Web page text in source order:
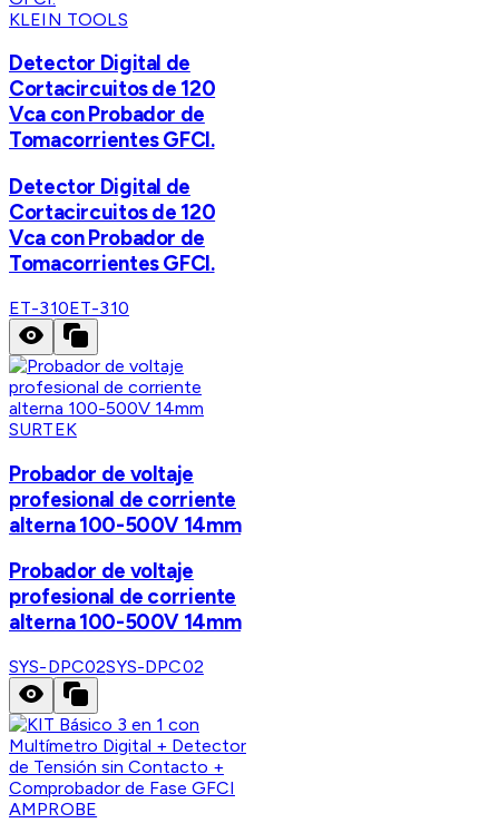
KLEIN TOOLS
Detector Digital de
Cortacircuitos de 120
Vca con Probador de
Tomacorrientes GFCI.
Detector Digital de
Cortacircuitos de 120
Vca con Probador de
Tomacorrientes GFCI.
ET-310ET-310
SURTEK
Probador de voltaje
profesional de corriente
alterna 100-500V 14mm
Probador de voltaje
profesional de corriente
alterna 100-500V 14mm
SYS-DPC02SYS-DPC02
AMPROBE